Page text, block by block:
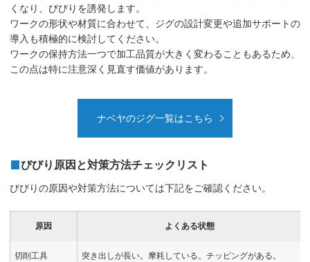
くなり、びびりを誘発します。
ワークの形状や材質に合わせて、ジグの設計変更や追加サポートの
導入も積極的に検討してください。
ワークの保持方法一つで加工品質が大きく変わることもあるため、
この点は特に注意深く見直す価値があります。
ナベヤのジグ一覧はこちら
びびり原因と対策方法チェックリスト
びびりの原因や対策方法については下記をご確認ください。
原因 よくある状態
切削工具 突き出しが長い。摩耗している。チッピングがある。